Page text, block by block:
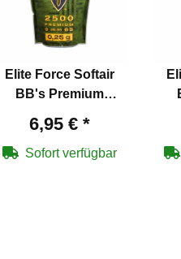
Elite Force Softair
BB's Premium
BB/0,25 g/2500 Stück
Zipper Bag
6,95 € *
Sofort verfügbar